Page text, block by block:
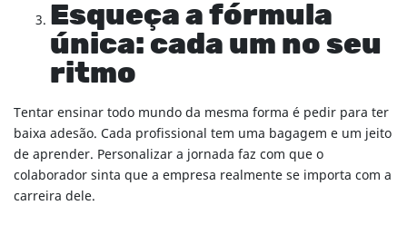
Esqueça a fórmula
única: cada um no seu
ritmo
Tentar ensinar todo mundo da mesma forma é pedir para ter
baixa adesão. Cada profissional tem uma bagagem e um jeito
de aprender. Personalizar a jornada faz com que o
colaborador sinta que a empresa realmente se importa com a
carreira dele.